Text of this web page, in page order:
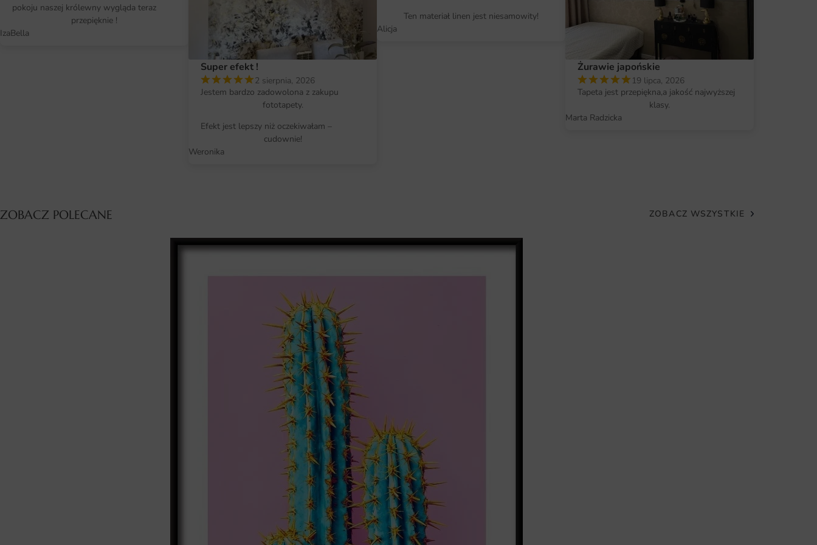
pokoju naszej królewny wygląda teraz
przepięknie !
IzaBella
Super efekt !
2 sierpnia, 2026
Jestem bardzo zadowolona z zakupu
fototapety.
Efekt jest lepszy niż oczekiwałam –
cudownie!
Weronika
Ten materiał linen jest niesamowity!
Alicja
Żurawie japońskie
19 lipca, 2026
Tapeta jest przepiękna,a jakość najwyższej
klasy.
Marta Radzicka
ZOBACZ POLECANE ZOBACZ WSZYSTKIE